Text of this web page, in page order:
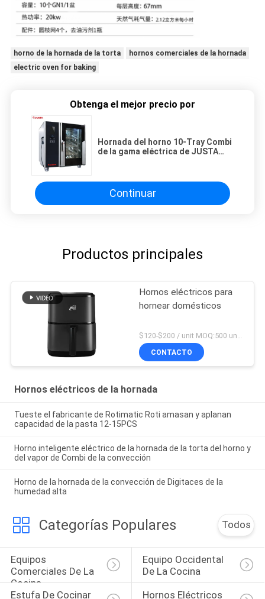
horno de la hornada de la torta
hornos comerciales de la hornada
electric oven for baking
Obtenga el mejor precio por
Hornada del horno 10-Tray Combi
de la gama eléctrica de JUSTA
Continuar
Productos principales
Hornos eléctricos para
hornear domésticos
CONTACTO
Hornos eléctricos de la hornada
Tueste el fabricante de Rotimatic Roti amasan y aplanan
capacidad de la pasta 12-15PCS
Horno inteligente eléctrico de la hornada de la torta del horno y
del vapor de Combi de la convección
Horno de la hornada de la convección de Digitaces de la
humedad alta
Categorías Populares Todos
Equipos
Comerciales De La
Cocina
Equipo Occidental
De La Cocina
Estufa De Cocinar
Hornos Eléctricos